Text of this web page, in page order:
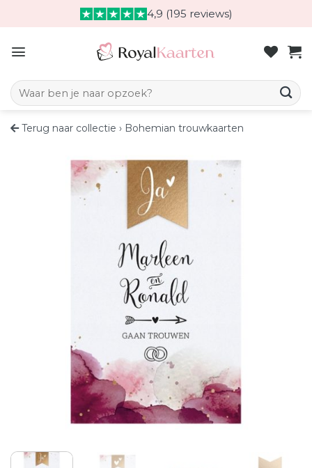
4,9 (195 reviews)
Zoeken naar:
Terug naar collectie › Bohemian trouwkaarten